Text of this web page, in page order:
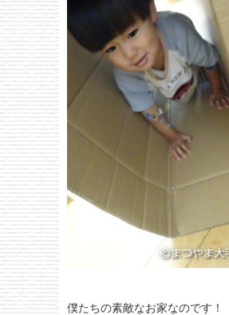
僕たちの素敵なお家なのです！